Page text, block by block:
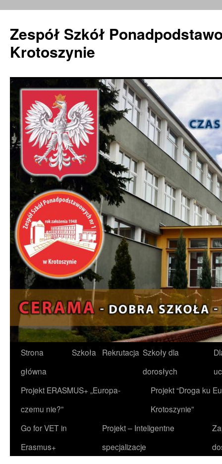
Zespół Szkół
Krotoszynie
Przejdź
do
treści
Strona
główna
Szkoła Rekrutacja Szkoły dla
dorosłych
Projekt ERASMUS+ „Europa-
czemu nie?”
Projekt “Droga ku
Krotoszynie”
Go for VET in
Erasmus+
Projekt – Inteligentne
specjalizacje